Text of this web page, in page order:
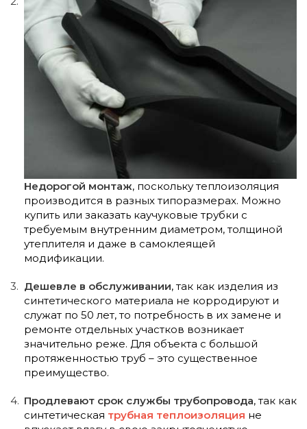
Недорогой монтаж, поскольку теплоизоляция
производится в разных типоразмерах. Можно
купить или заказать каучуковые трубки с
требуемым внутренним диаметром, толщиной
утеплителя и даже в самоклеящей
модификации.
Дешевле в обслуживании, так как изделия из
синтетического материала не корродируют и
служат по 50 лет, то потребность в их замене и
ремонте отдельных участков возникает
значительно реже. Для объекта с большой
протяженностью труб – это существенное
преимущество.
Продлевают срок службы трубопровода, так как
синтетическая трубная теплоизоляция не